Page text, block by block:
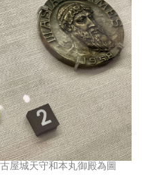
屋城天守和本丸御殿為圖